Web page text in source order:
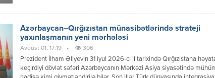
Azərbaycan Respublikasının Prezidenti İlham Əliyevin Qırğız
qaydalarının icrası deyildi; bu, ortaq köklərə, […]
Azərbaycan–Qırğızıstan münasibətlərində strateji
yaxınlaşmanın yeni mərhələsi
Avqust 01, 17:19 • 306
Prezident İlham Əliyevin 31 iyul 2026-cı il tarixində Qırğızıstana
keçirdiyi dövlət səfəri Azərbaycanın Mərkəzi Asiya siyasətində